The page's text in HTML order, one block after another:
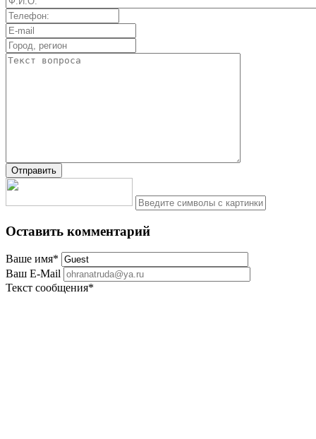
Оставить комментарий
Ваше имя*
Ваш E-Mail
Текст сообщения*